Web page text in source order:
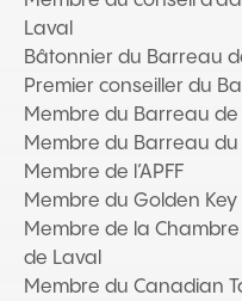
Laval
Bâtonnier du Barreau
Premier conseiller du
Membre du Barreau de
Membre du Barreau
Membre de l’APFF
Membre du Golden
Membre de la
de Laval
Membre du Canadian